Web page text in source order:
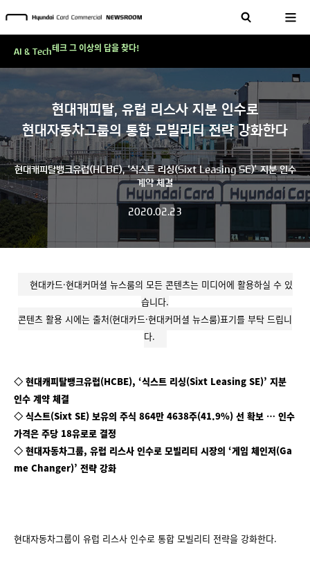
현대캐피탈, 유럽 리스사 지분 인수로
현대자동차그룹의 통합 모빌리티 전략 강화한다
현대캐피탈뱅크유럽(HCBE), ‘식스트 리싱(Sixt Leasing SE)’ 지분 인수
계약 체결
2020.02.23
현대카드·현대커머셜 뉴스룸의 모든 콘텐츠는 미디어에 활용하실 수 있
습니다.
콘텐츠 활용 시에는 출처(현대카드·현대커머셜 뉴스룸)표기를 부탁 드립니
다.
◇ 현대캐피탈뱅크유럽(HCBE), ‘식스트 리싱(Sixt Leasing SE)’ 지분
인수 계약 체결
◇ 식스트(Sixt SE) 보유의 주식 864만 4638주(41.9%) 선 확보 … 인수
가격은 주당 18유로로 결정
◇ 현대자동차그룹, 유럽 리스사 인수로 모빌리티 시장의 ‘게임 체인저(Ga
me Changer)’ 전략 강화
현대자동차그룹이 유럽 리스사 인수로 통합 모빌리티 전략을 강화한다.
AI & Tech테크 그 이상의 답을 찾다!
현대카드, 스테이블코인 국제송금 실제 도입 가능한 수준 준비 마쳐
테크 그 이상의 답을 찾다!